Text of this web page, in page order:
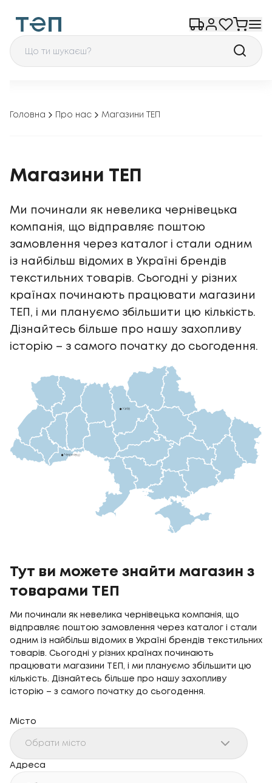
Головна Про нас Магазини ТЕП
Магазини ТЕП
Ми починали як невелика чернівецька
компанія, що відправляє поштою
замовлення через каталог і стали одним
із найбільш відомих в Україні брендів
текстильних товарів. Сьогодні у різних
країнах починають працювати магазини
ТЕП, і ми плануємо збільшити цю кількість.
Дізнайтесь більше про нашу захопливу
історію – з самого початку до сьогодення.
Тут ви можете знайти магазин з
товарами ТЕП
Ми починали як невелика чернівецька компанія, що
відправляє поштою замовлення через каталог і стали
одним із найбільш відомих в Україні брендів текстильних
товарів. Сьогодні у різних країнах починають
працювати магазини ТЕП, і ми плануємо збільшити цю
кількість. Дізнайтесь більше про нашу захопливу
історію – з самого початку до сьогодення.
Місто
Обрати місто
Адреса